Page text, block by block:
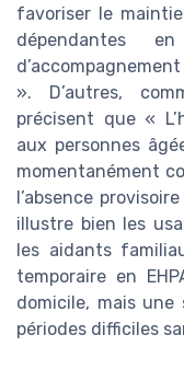
favoriser le
dépendantes
». D’autres,
précisent que «
aux personnes
momentanément
l’absence
illustre bien les
les aidants
temporaire en
domicile, mais
périodes difficiles